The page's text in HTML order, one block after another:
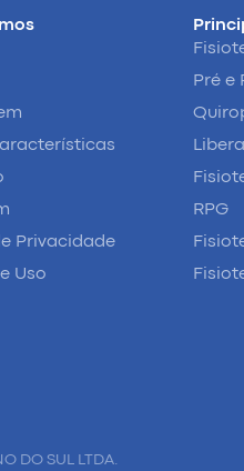
Privacidade
Uso
Pré e
RPG
DO SUL LTDA.